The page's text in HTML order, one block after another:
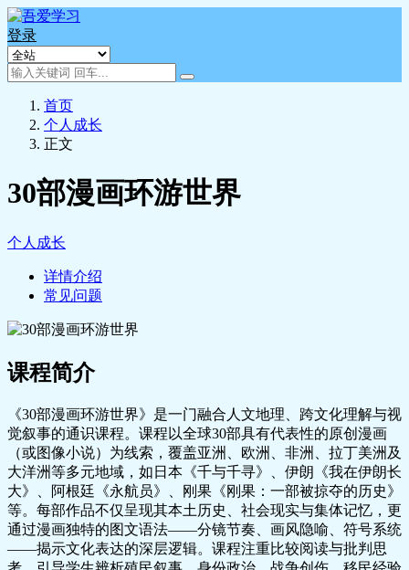
登录
首页
个人成长
正文
30部漫画环游世界
个人成长
详情介绍
常见问题
课程简介
《30部漫画环游世界》是一门融合人文地理、跨文化理解与视
觉叙事的通识课程。课程以全球30部具有代表性的原创漫画
（或图像小说）为线索，覆盖亚洲、欧洲、非洲、拉丁美洲及
大洋洲等多元地域，如日本《千与千寻》、伊朗《我在伊朗长
大》、阿根廷《永航员》、刚果《刚果：一部被掠夺的历史》
等。每部作品不仅呈现其本土历史、社会现实与集体记忆，更
通过漫画独特的图文语法——分镜节奏、画风隐喻、符号系统
——揭示文化表达的深层逻辑。课程注重比较阅读与批判思